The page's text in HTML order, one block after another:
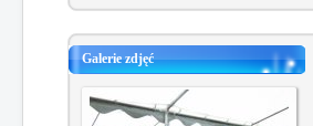
Galerie zdjęć